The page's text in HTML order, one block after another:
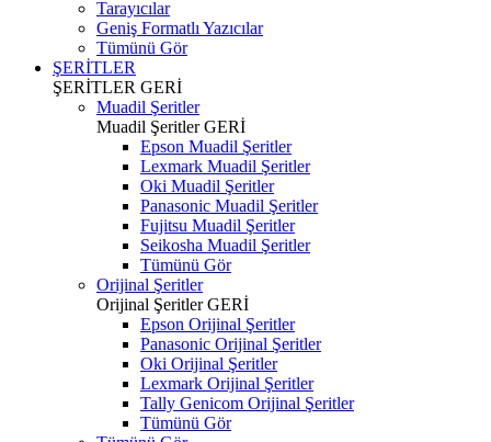
Tarayıcılar
Geniş Formatlı Yazıcılar
Tümünü Gör
ŞERİTLER
ŞERİTLER GERİ
Muadil Şeritler
Muadil ŞeritlerGERİ
Epson Muadil Şeritler
Lexmark Muadil Şeritler
Oki Muadil Şeritler
Panasonic Muadil Şeritler
Fujitsu Muadil Şeritler
Seikosha Muadil Şeritler
Tümünü Gör
Orijinal Şeritler
Orijinal ŞeritlerGERİ
Epson Orijinal Şeritler
Panasonic Orijinal Şeritler
Oki Orijinal Şeritler
Lexmark Orijinal Şeritler
Tally Genicom Orijinal Şeritler
Tümünü Gör